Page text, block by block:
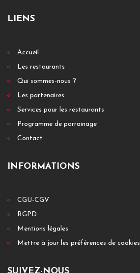
LIENS
Accueil
Les restaurants
Qui sommes-nous ?
Les partenaires
Services pour les restaurants
Programme de parrainage
Contact
INFORMATIONS
CGU-CGV
RGPD
Mentions légales
Mettre à jour les préférences de cookies